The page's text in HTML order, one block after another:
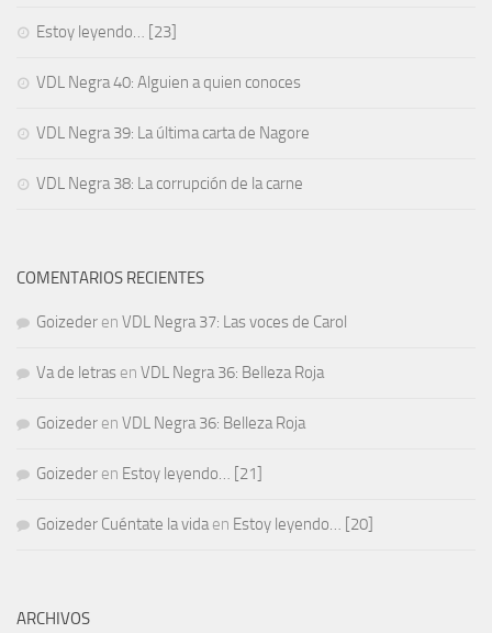
Estoy leyendo… [23]
VDL Negra 40: Alguien a quien conoces
VDL Negra 39: La última carta de Nagore
VDL Negra 38: La corrupción de la carne
COMENTARIOS RECIENTES
Goizeder en VDL Negra 37: Las voces de Carol
Va de letras en VDL Negra 36: Belleza Roja
Goizeder en VDL Negra 36: Belleza Roja
Goizeder en Estoy leyendo… [21]
Goizeder Cuéntate la vidaen Estoy leyendo… [20]
ARCHIVOS